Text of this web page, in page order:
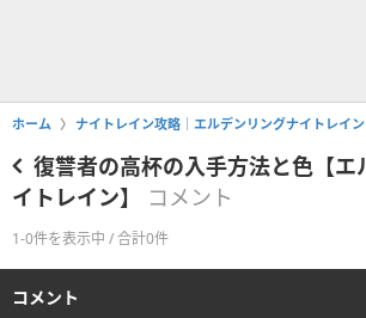
ホーム ナイトレイン攻略｜エルデンリングナイトレイン
復讐者の高杯の入手方法と色【エ
イトレイン】
コメント
1-0件を表示中 / 合計0件
コメント